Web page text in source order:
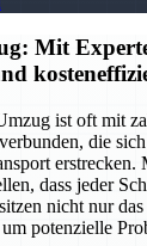
Mit
ist oft mit
die
dass jeder
nicht nur
potenzielle